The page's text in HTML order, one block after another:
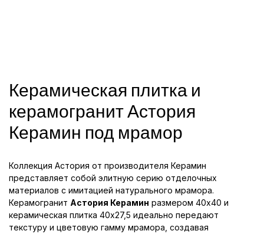
Керамическая плитка и
керамогранит Астория
Керамин под мрамор
Коллекция Астория от производителя Керамин
представляет собой элитную серию отделочных
материалов с имитацией натурального мрамора.
Керамогранит Астория Керамин размером 40x40 и
керамическая плитка 40x27,5 идеально передают
текстуру и цветовую гамму мрамора, создавая